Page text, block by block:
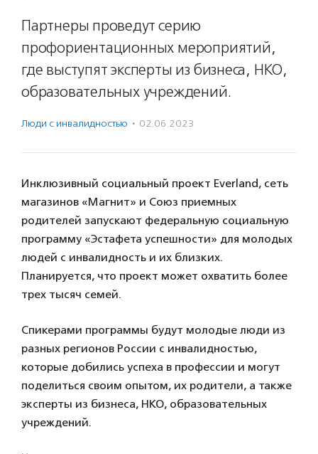
Партнеры проведут серию
профориентационных мероприятий,
где выступят эксперты из бизнеса, НКО,
образовательных учреждений.
Люди с инвалидностью · 02.06.2023
Инклюзивный социальный проект Everland, сеть
магазинов «Магнит» и Союз приемных
родителей запускают федеральную социальную
программу «Эстафета успешности» для молодых
людей с инвалидность и их близких.
Планируется, что проект может охватить более
трех тысяч семей.
Спикерами программы будут молодые люди из
разных регионов России с инвалидностью,
которые добились успеха в профессии и могут
поделиться своим опытом, их родители, а также
эксперты из бизнеса, НКО, образовательных
учреждений.